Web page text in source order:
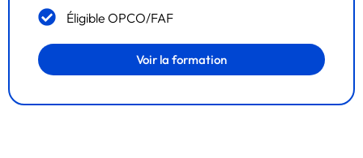
Éligible OPCO/FAF
Voir la formation